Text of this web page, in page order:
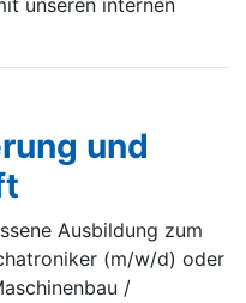
unseren internen
und
Ausbildung zum
(m/w/d) oder
/